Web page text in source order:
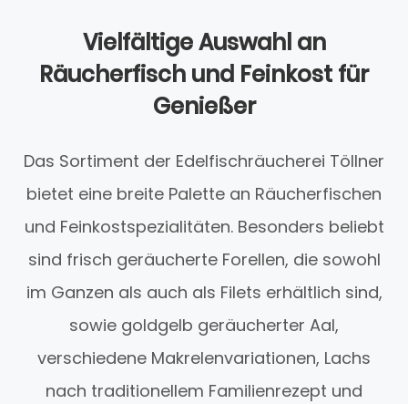
Vielfältige Auswahl an
Räucherfisch und Feinkost für
Genießer
Das Sortiment der Edelfischräucherei Töllner
bietet eine breite Palette an Räucherfischen
und Feinkostspezialitäten. Besonders beliebt
sind frisch geräucherte Forellen, die sowohl
im Ganzen als auch als Filets erhältlich sind,
sowie goldgelb geräucherter Aal,
verschiedene Makrelenvariationen, Lachs
nach traditionellem Familienrezept und